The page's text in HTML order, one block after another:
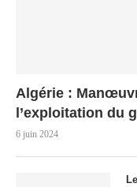
Algérie :
l’exploitation du
6 juin 2024